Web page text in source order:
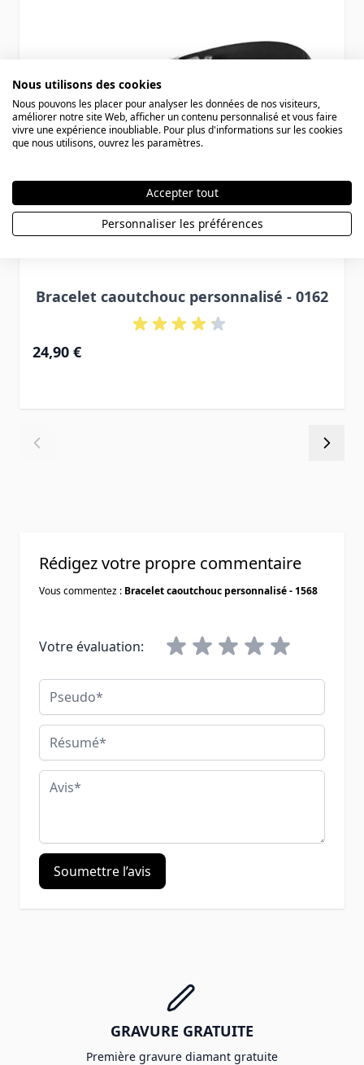
Bracelet caoutchouc personnalisé - 0162
24,90 €
Rédigez votre propre commentaire
Vous commentez : Bracelet caoutchouc personnalisé - 1568
Votre évaluation:
Pseudo
Résumé
Avis
Soumettre l’avis
GRAVURE GRATUITE
Première gravure diamant gratuite
Nous utilisons des cookies
Nous pouvons les placer pour analyser les données de nos visiteurs,
améliorer notre site Web, afficher un contenu personnalisé et vous faire
vivre une expérience inoubliable. Pour plus d'informations sur les cookies
que nous utilisons, ouvrez les paramètres.
Accepter tout
Personnaliser les préférences